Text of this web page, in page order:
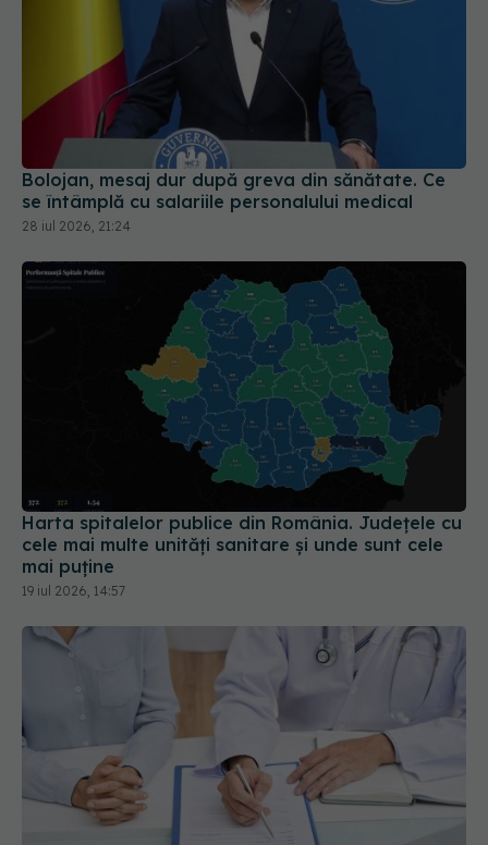
Bolojan, mesaj dur după greva din sănătate. Ce
se întâmplă cu salariile personalului medical
28 iul 2026, 21:24
Harta spitalelor publice din România. Județele cu
cele mai multe unități sanitare și unde sunt cele
mai puține
19 iul 2026, 14:57